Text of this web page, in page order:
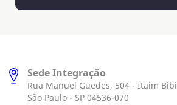
Sede Integração
Rua Manuel Guedes, 504 - Itaim Bibi
São Paulo - SP 04536-070